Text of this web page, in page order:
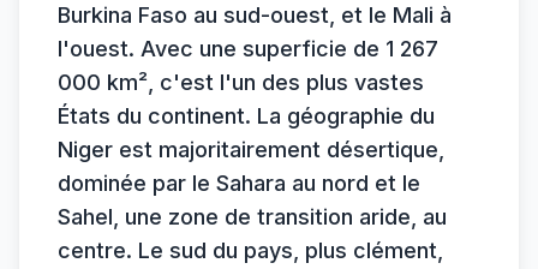
Burkina Faso au sud-ouest, et le Mali à
l'ouest. Avec une superficie de 1 267
000 km², c'est l'un des plus vastes
États du continent. La géographie du
Niger est majoritairement désertique,
dominée par le Sahara au nord et le
Sahel, une zone de transition aride, au
centre. Le sud du pays, plus clément,